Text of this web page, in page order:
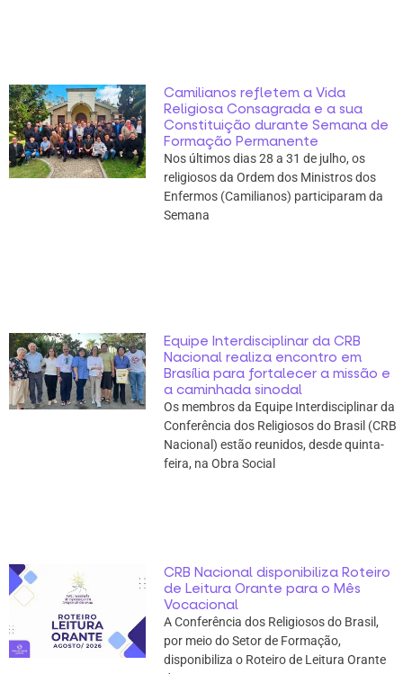
Camilianos refletem a Vida
Religiosa Consagrada e a sua
Constituição durante Semana de
Formação Permanente
Nos últimos dias 28 a 31 de julho, os
religiosos da Ordem dos Ministros dos
Enfermos (Camilianos) participaram da
Semana
Equipe Interdisciplinar da CRB
Nacional realiza encontro em
Brasília para fortalecer a missão e
a caminhada sinodal
Os membros da Equipe Interdisciplinar da
Conferência dos Religiosos do Brasil (CRB
Nacional) estão reunidos, desde quinta-
feira, na Obra Social
CRB Nacional disponibiliza Roteiro
de Leitura Orante para o Mês
Vocacional
A Conferência dos Religiosos do Brasil,
por meio do Setor de Formação,
disponibiliza o Roteiro de Leitura Orante